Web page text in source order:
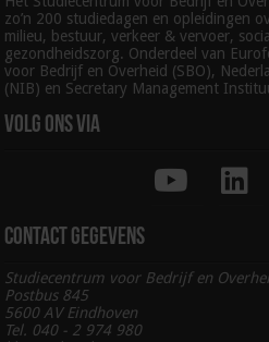
zo’n 200 studiedagen en opleidingen
milieu, bestuur, verkeer & vervoer,
gezondheidszorg. Onderdeel van
voor Bedrijf en Overheid (SBO),
(NIB) en Secretary Management
Volg ons via
Contact gegevens
Studiecentrum voor Bedrijf en
Postbus 845
5600 AV Eindhoven
Tel. 040 - 2 974 980